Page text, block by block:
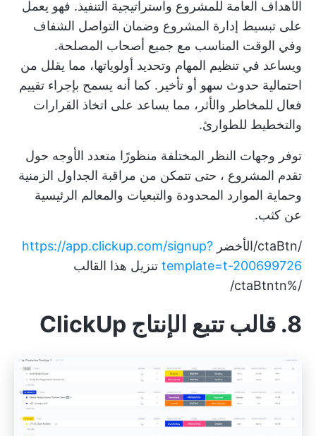
الأهداف العامة للمشروع واستراتيجية التنفيذ. فهو يعمل
على تبسيط إدارة المشروع وضمان التواصل الشفاف
وفي الوقت المناسب مع جميع أصحاب المصلحة.
ويساعد في تنظيم المهام وتحديد أولوياتها، مما يقلل من
احتمالية حدوث سهو أو تأخير. كما أنه يسمح بإجراء تقييم
فعال للمخاطر والأثر، مما يساعد على اتخاذ القرارات
والتخطيط للطوارئ.
توفر وجهات النظر المختلفة منظورًا متعدد الأوجه حول
تقدم المشروع ، حتى تتمكن من مراقبة الجداول الزمنية
وحماية الموارد المحدودة والتبعيات والمعالم الرئيسية
عن كثب.
/ctaBtn/الأخضر
https://app.clickup.com/signup?
template=t-200699726 تنزيل هذا القالب
/%ctaBtntn/
8. قالب تتبع الإنتاج ClickUp